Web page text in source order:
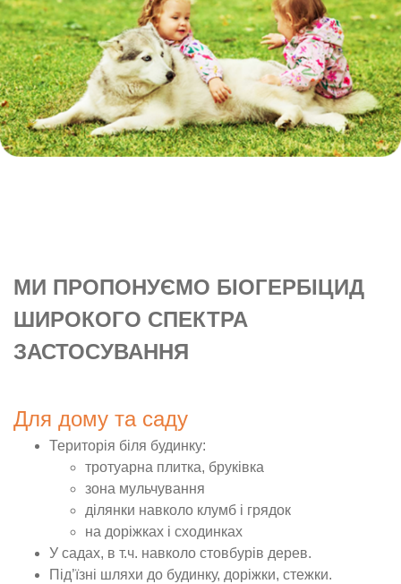
МИ ПРОПОНУЄМО БІОГЕРБІЦИД
ШИРОКОГО СПЕКТРА
ЗАСТОСУВАННЯ
Для дому та саду
Територія біля будинку:
тротуарна плитка, бруківка
зона мульчування
ділянки навколо клумб і грядок
на доріжках і сходинках
У садах, в т.ч. навколо стовбурів дерев.
Під’їзні шляхи до будинку, доріжки, стежки.